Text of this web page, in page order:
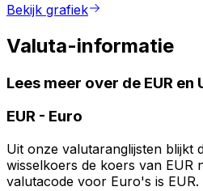
Bekijk grafiek
Valuta-informatie
Lees meer over de EUR en
EUR - Euro
Uit onze valutaranglijsten blijkt
wisselkoers de koers van EUR
valutacode voor Euro's is